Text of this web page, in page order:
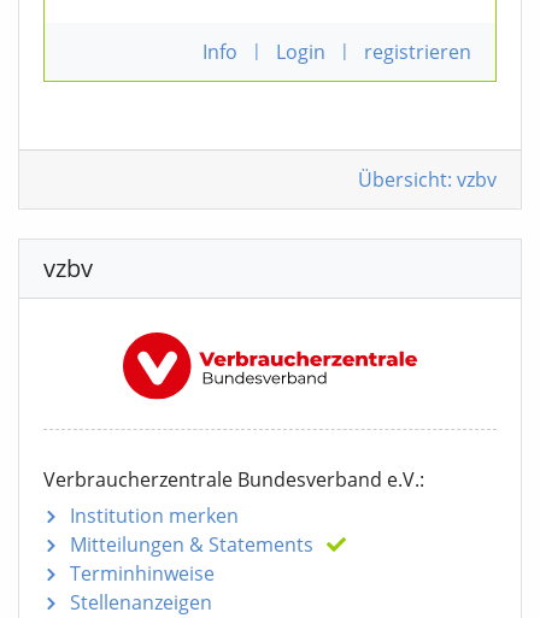
Info | Login | registrieren
Übersicht: vzbv
vzbv
Verbraucherzentrale Bundesverband e.V.:
Institution merken
Mitteilungen & Statements
Terminhinweise
Stellenanzeigen